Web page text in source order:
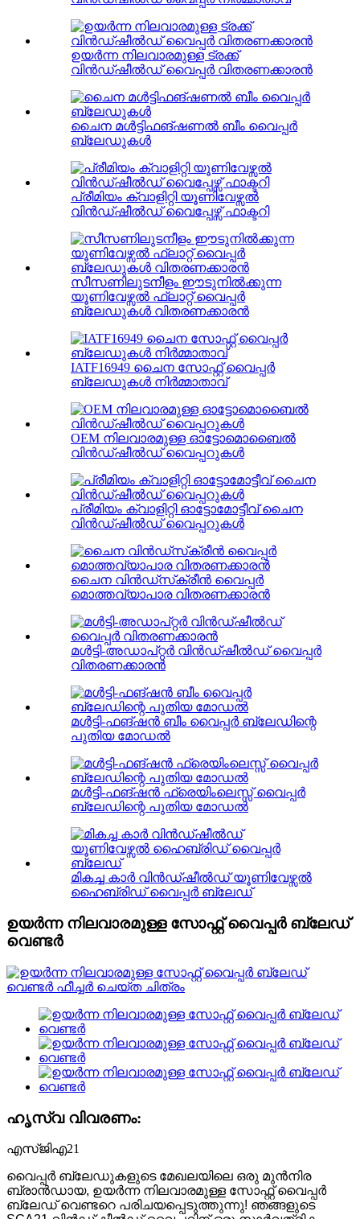
ഉയർന്ന നിലവാരമുള്ള ട്രക്ക്
വിൻഡ്ഷീൽഡ് വൈപ്പർ വിതരണക്കാരൻ
ചൈന മൾട്ടിഫങ്ഷണൽ ബീം വൈപ്പർ
ബ്ലേഡുകൾ
പ്രീമിയം ക്വാളിറ്റി യൂണിവേഴ്സൽ
വിൻഡ്ഷീൽഡ് വൈപ്പേഴ്സ് ഫാക്ടറി
സീസണിലുടനീളം ഈടുനിൽക്കുന്ന
യൂണിവേഴ്സൽ ഫ്ലാറ്റ് വൈപ്പർ
ബ്ലേഡുകൾ വിതരണക്കാരൻ
IATF16949 ചൈന സോഫ്റ്റ് വൈപ്പർ
ബ്ലേഡുകൾ നിർമ്മാതാവ്
OEM നിലവാരമുള്ള ഓട്ടോമൊബൈൽ
വിൻഡ്ഷീൽഡ് വൈപ്പറുകൾ
പ്രീമിയം ക്വാളിറ്റി ഓട്ടോമോട്ടീവ് ചൈന
വിൻഡ്ഷീൽഡ് വൈപ്പറുകൾ
ചൈന വിൻഡ്‌സ്‌ക്രീൻ വൈപ്പർ
മൊത്തവ്യാപാര വിതരണക്കാരൻ
മൾട്ടി-അഡാപ്റ്റർ വിൻഡ്ഷീൽഡ് വൈപ്പർ
വിതരണക്കാരൻ
മൾട്ടി-ഫങ്ഷൻ ബീം വൈപ്പർ ബ്ലേഡിന്റെ
പുതിയ മോഡൽ
മൾട്ടി-ഫങ്ഷൻ ഫ്രെയിംലെസ്സ് വൈപ്പർ
ബ്ലേഡിന്റെ പുതിയ മോഡൽ
മികച്ച കാർ വിൻഡ്ഷീൽഡ് യൂണിവേഴ്സൽ
ഹൈബ്രിഡ് വൈപ്പർ ബ്ലേഡ്
ഉയർന്ന നിലവാരമുള്ള സോഫ്റ്റ് വൈപ്പർ ബ്ലേഡ്
വെണ്ടർ
ഹൃസ്വ വിവരണം:
എസ്‌ജി‌എ21
വൈപ്പർ ബ്ലേഡുകളുടെ മേഖലയിലെ ഒരു മുൻനിര
ബ്രാൻഡായ, ഉയർന്ന നിലവാരമുള്ള സോഫ്റ്റ് വൈപ്പർ
ബ്ലേഡ് വെണ്ടറെ പരിചയപ്പെടുത്തുന്നു! ഞങ്ങളുടെ